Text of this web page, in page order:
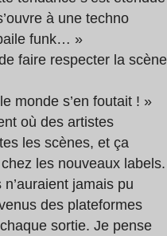
à une techno
funk… »
faire respecter la scène
monde s’en foutait ! »
où des artistes
les scènes, et ça
les nouveaux labels.
jamais pu
des plateformes
sortie. Je pense